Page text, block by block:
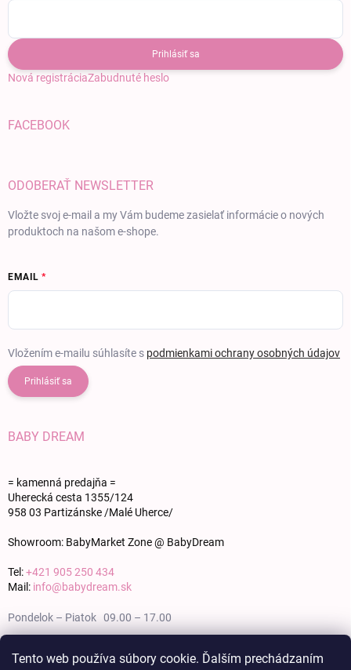
Tento web používa súbory cookie. Ďalším prechádzaním
Prihlásiť sa
Nová registráciaZabudnuté heslo
FACEBOOK
ODOBERAŤ NEWSLETTER
Vložte svoj e-mail a my Vám budeme zasielať informácie o nových
produktoch na našom e-shope.
EMAIL
Vložením e-mailu súhlasíte s podmienkami ochrany osobných údajov
Prihlásiť sa
BABY DREAM
= kamenná predajňa =
Uherecká cesta 1355/124
958 03 Partizánske /Malé Uherce/
Showroom: BabyMarket Zone @ BabyDream
Tel:+421 905 250 434
Mail: info@babydream.sk
Pondelok – Piatok 09.00 – 17.00